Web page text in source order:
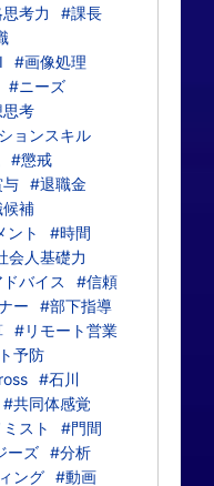
考力
#課長
#画像処理
#ニーズ
考
ョンスキル
#懲戒
#退職金
補
ント
#時間
会人基礎力
バイス
#信頼
ー
#部下指導
#リモート営業
予防
#石川
#共同体感覚
スト
#門間
ーズ #分析
ング #動画